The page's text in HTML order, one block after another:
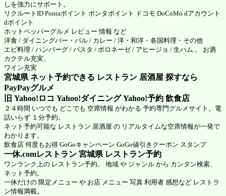
しを強力にサポート。
リクルートID Pontaポイント ポンタポイント ドコモ DoCoMo dアカウント
dポイント
ホットペッパーグルメ レビュー 情報 など
洋食 / ダイニングバー・バル / カレー / 洋・和洋・各国料理・その他
エビ料理 / ハンバーグ / パスタ / ボロネーゼ / アヒージョ / 生ハム 。 お酒
カクテル充実、
ワイン充実
宮城県 ネット予約できる レストラン 居酒屋 探すなら
PayPayグルメ
旧 Yahoo!ロコ Yahoo!ダイニング Yahoo!予約 飲食店
２４時間 いつでも どこでも 空席情報 がわかる 予約専門グルメサイト。電
話いらず １分予約。
ネット予約可能な レストラン 居酒屋 の リアルタイムな空席情報が一発で
わかります。
飲食店 何度もお得 GoGoキャンペーン GoGo値引きクーポン スタンプ
一休.comレストラン 宮城県 レストラン予約
ワンランク上の レストラン予約。 地域 や ジャンル から カンタン検索、
ネット予約。
一休だけの 限定メニュー や お店 メニュー 写真 利用者 感想など レストラ
ン情報満載。